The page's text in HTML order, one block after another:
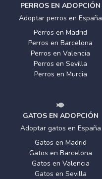
PERROS EN ADOPCIÓN
Adoptar perros en España
Perros en Madrid
Perros en Barcelona
Perros en Valencia
Perros en Sevilla
Perros en Murcia
GATOS EN ADOPCIÓN
Adoptar gatos en España
Gatos en Madrid
Gatos en Barcelona
Gatos en Valencia
Gatos en Sevilla